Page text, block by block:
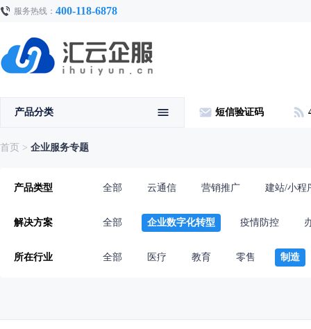
服务热线： 400-118-6878
产品分类 短信验证码
首页 > 企业服务专题
产品类型 全部 云通信 营销推广 建站/小程
解决方案 全部 企业数字化转型 疫情防控
所在行业 全部 医疗 教育 零售 制造